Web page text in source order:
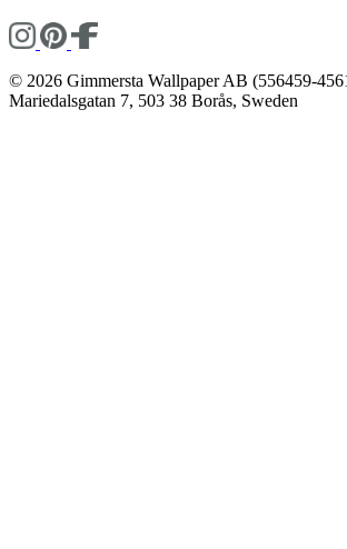
© 2026 Gimmersta Wallpaper AB (556459-
Mariedalsgatan 7, 503 38 Borås, Sweden